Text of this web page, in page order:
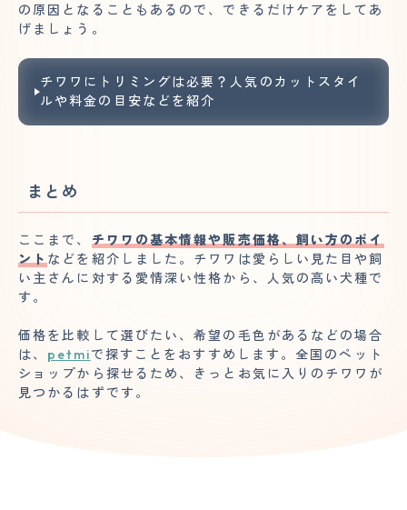
の原因となることもあるので、できるだけケアをしてあ
げましょう。
チワワにトリミングは必要？人気のカットスタイ
ルや料金の目安などを紹介
まとめ
ここまで、 チワワの基本情報や販売価格、飼い方のポイ
ント などを紹介しました。チワワは愛らしい見た目や飼
い主さんに対する愛情深い性格から、人気の高い犬種で
す。
価格を比較して選びたい、希望の毛色があるなどの場合
は、 petmiで探すことをおすすめします。全国のペット
ショップから探せるため、きっとお気に入りのチワワが
見つかるはずです。